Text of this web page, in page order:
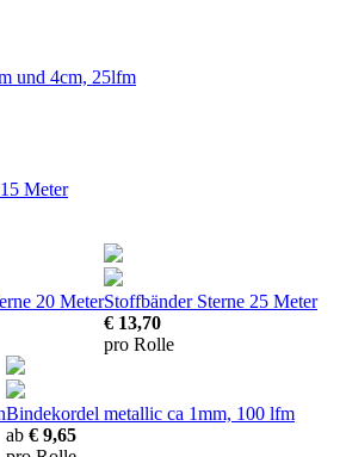
und 4cm, 25lfm
15 Meter
20 MeterStoffbänder Sterne 25 Meter
€ 13,70
pro Rolle
Bindekordel metallic ca 1mm, 100 lfm
ab € 9,65